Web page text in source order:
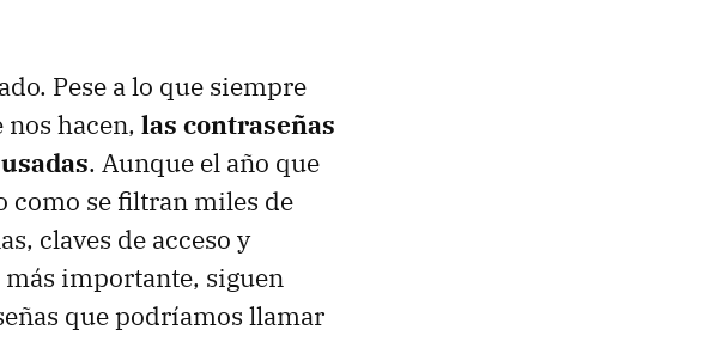
Pese a lo que siempre
hacen, las contraseñas
. Aunque el año que
como se filtran miles de
claves de acceso y
más importante, siguen
que podríamos llamar